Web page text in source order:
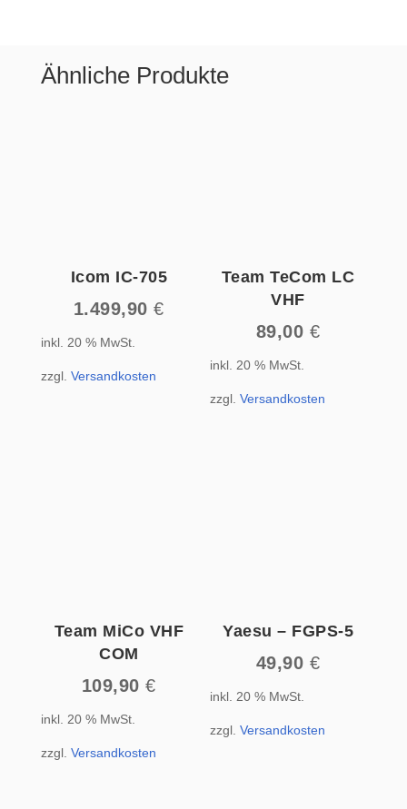
Ähnliche Produkte
Icom IC-705
1.499,90€
inkl. 20 % MwSt.
zzgl. Versandkosten
Team TeCom LC
VHF
89,00 €
inkl. 20 % MwSt.
zzgl.Versandkosten
Team MiCo VHF
COM
109,90€
inkl. 20 % MwSt.
zzgl. Versandkosten
Yaesu – FGPS-5
49,90 €
inkl. 20 % MwSt.
zzgl.Versandkosten